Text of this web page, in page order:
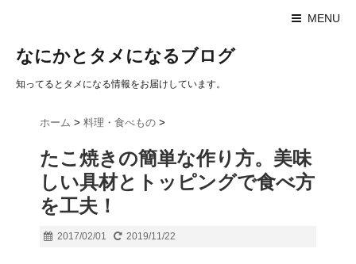
MENU
なにかとタメになるブログ
知ってるとタメになる情報をお届けしています。
ホーム > 料理・食べもの >
たこ焼きの簡単な作り方。美味
しい具材とトッピングで食べ方
を工夫！
2017/02/01 2019/11/22